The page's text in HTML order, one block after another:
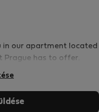
in our apartment located
has to offer.